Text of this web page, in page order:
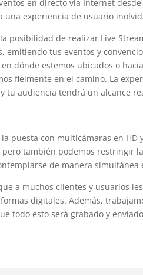
en directo vía Internet
una experiencia de usuario
posibilidad de realizar Live
emitiendo tus eventos y
dónde estemos ubicados o
fielmente en el camino. La
tu audiencia tendrá un alcance
la puesta con multicámaras en
también podemos restringir
de manera
a muchos clientes y usuarios
digitales. Además,
todo esto será grabado y